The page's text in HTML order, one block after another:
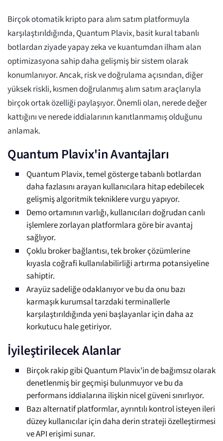
Birçok otomatik kripto para alım satım platformuyla
karşılaştırıldığında, Quantum Plavix, basit kural tabanlı
botlardan ziyade yapay zeka ve kuantumdan ilham alan
optimizasyona sahip daha gelişmiş bir sistem olarak
konumlanıyor. Ancak, risk ve doğrulama açısından, diğer
yüksek riskli, kısmen doğrulanmış alım satım araçlarıyla
birçok ortak özelliği paylaşıyor. Önemli olan, nerede değer
kattığını ve nerede iddialarının kanıtlanmamış olduğunu
anlamak.
Quantum Plavix'in Avantajları
Quantum Plavix, temel gösterge tabanlı botlardan
daha fazlasını arayan kullanıcılara hitap edebilecek
gelişmiş algoritmik tekniklere vurgu yapıyor.
Demo ortamının varlığı, kullanıcıları doğrudan canlı
işlemlere zorlayan platformlara göre bir avantaj
sağlıyor.
Çoklu broker bağlantısı, tek broker çözümlerine
kıyasla coğrafi kullanılabilirliği artırma potansiyeline
sahiptir.
Arayüz sadeliğe odaklanıyor ve bu da onu bazı
karmaşık kurumsal tarzdaki terminallerle
karşılaştırıldığında yeni başlayanlar için daha az
korkutucu hale getiriyor.
İyileştirilecek Alanlar
Birçok rakip gibi Quantum Plavix'in de bağımsız olarak
denetlenmiş bir geçmişi bulunmuyor ve bu da
performans iddialarına ilişkin nicel güveni sınırlıyor.
Bazı alternatif platformlar, ayrıntılı kontrol isteyen ileri
düzey kullanıcılar için daha derin strateji özelleştirmesi
ve API erişimi sunar.